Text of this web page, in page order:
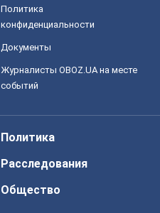
Политика
конфиденциальности
Документы
Журналисты OBOZ.UA на месте
событий
Политика
Расследования
Общество